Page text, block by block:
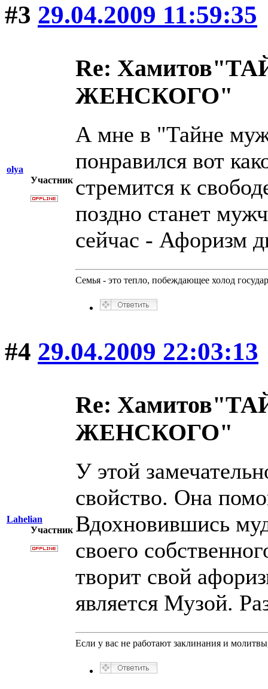
#3 29.04.2009 11:59:35
olya
Участник
Re:
ЖЕНСКОГО"
А мне в "Тайне
понравился вот
стремится к
поздно станет
сейчас - Афоризм
Семья - это тепло, побеждающее холод
#4 29.04.2009 22:03:13
Lahelian
Участник
Re:
ЖЕНСКОГО"
У этой
свойство. Она
Вдохновившись
своего
творит свой
является Музой.
Если у вас не работают заклинания и